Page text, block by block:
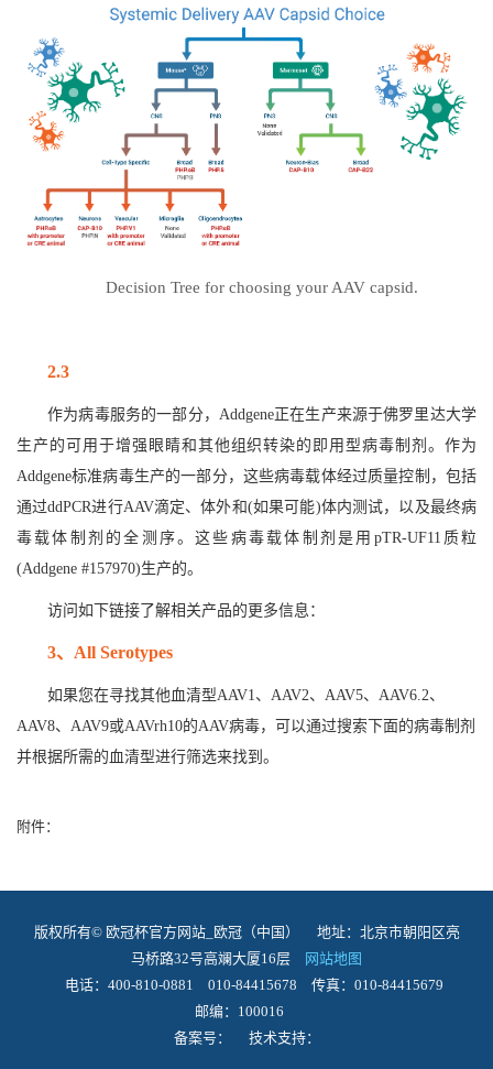
Decision Tree for choosing your AAV capsid.
2.3
作为病毒服务的一部分，Addgene正在生产来源于佛罗里达大学
生产的可用于增强眼睛和其他组织转染的即用型病毒制剂。作为
Addgene标准病毒生产的一部分，这些病毒载体经过质量控制，包括
通过ddPCR进行AAV滴定、体外和(如果可能)体内测试，以及最终病
毒载体制剂的全测序。这些病毒载体制剂是用pTR-UF11质粒
(Addgene #157970)生产的。
访问如下链接了解相关产品的更多信息：
3、All Serotypes
如果您在寻找其他血清型AAV1、AAV2、AAV5、AAV6.2、
AAV8、AAV9或AAVrh10的AAV病毒，可以通过搜索下面的病毒制剂
并根据所需的血清型进行筛选来找到。
附件：
版权所有© 欧冠杯官方网站_欧冠（中国） 地址：北京市朝阳区亮
马桥路32号高斓大厦16层 网站地图
电话：400-810-0881 010-84415678 传真：010-84415679
邮编：100016
备案号： 技术支持：